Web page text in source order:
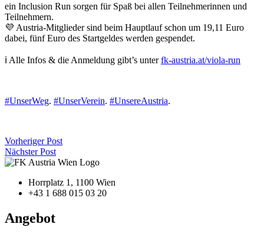
ein Inclusion Run sorgen für Spaß bei allen Teilnehmerinnen und
Teilnehmern.
💜 Austria-Mitglieder sind beim Hauptlauf schon um 19,11 Euro
dabei, fünf Euro des Startgeldes werden gespendet.
ℹ️ Alle Infos & die Anmeldung gibt’s unterfk-austria.at/viola-run
#UnserWeg. #UnserVerein. #UnsereAustria.
Vorheriger Post
Nächster Post
Horrplatz 1, 1100 Wien
+43 1 688 015 03 20
Angebot